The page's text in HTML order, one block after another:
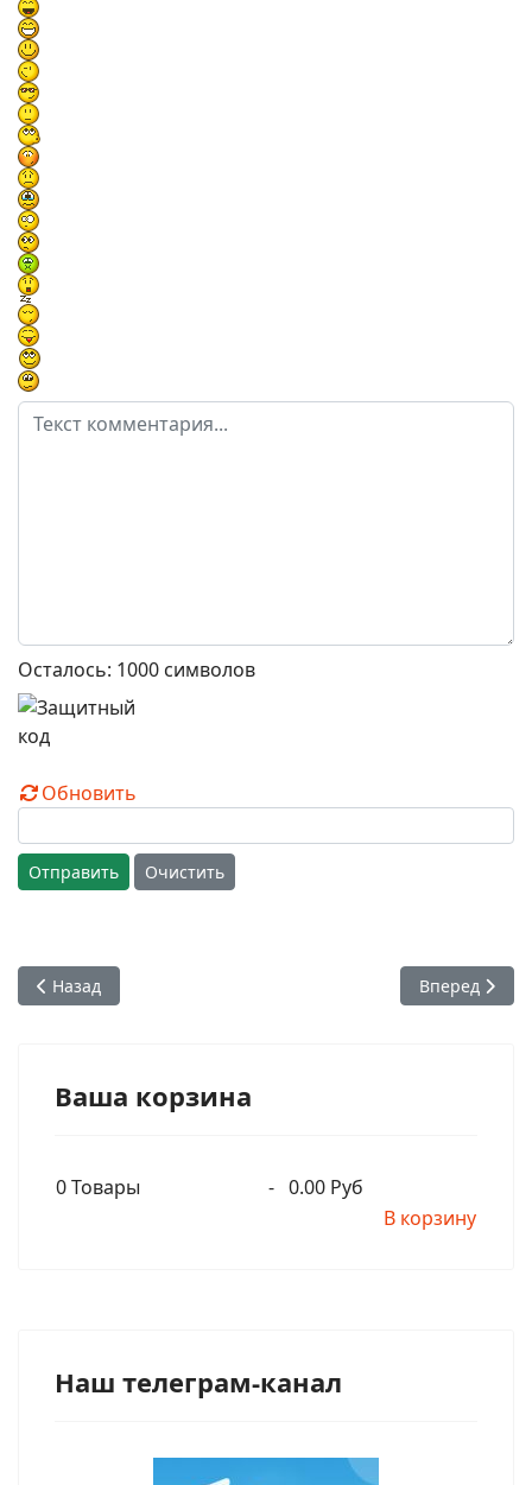
Осталось: 1000 символов
Обновить
Отправить Очистить
Предыдущий: Глава 11. Часть 03. Кришна присутствует
Назад Следующий:
Вперед
Ваша корзина
0Товары - 0.00 Руб
В корзину
Наш телеграм-канал